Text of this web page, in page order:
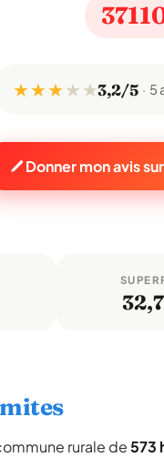
★ ★ ★★ ★3,2/5 5
Donner mon avis
32,7
rurale de573